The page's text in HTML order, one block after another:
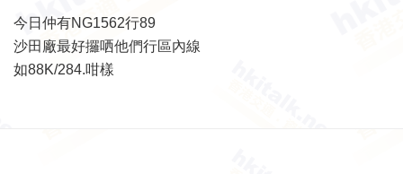
今日仲有NG1562行89
沙田廠最好攞哂他們行區內線
如88K/284.咁樣